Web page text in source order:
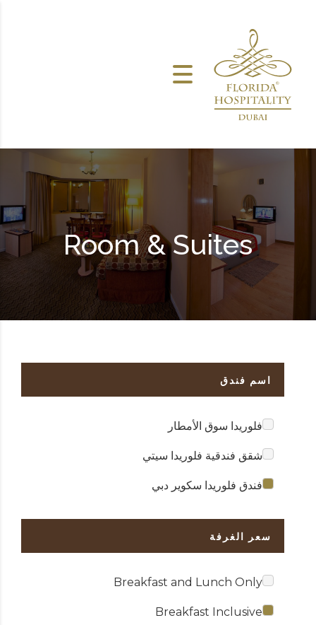
Room & Suites
اسم فندق
فلوريدا سوق الأمطار
شقق فندقية فلوريدا سيتي
فندق فلوريدا سكوير دبي
سعر الغرفة
Breakfast and Lunch Only
Breakfast Inclusive